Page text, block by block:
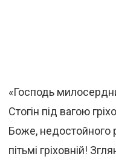
«Господь
Стогін під вагою
Боже, недостойного
пітьмі гріховній!